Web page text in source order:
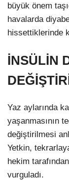
büyük önem
havalarda
hissettiklerinde
İNSÜLİN
Yaz aylarında
yaşanmasının
değiştirilmesi
Yetkin,
hekim
vurguladı.